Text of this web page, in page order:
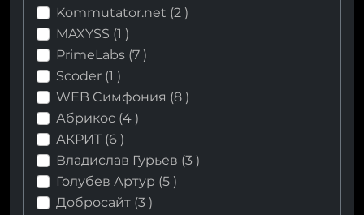
Kommutator.net (2 )
MAXYSS (1 )
PrimeLabs (7 )
Scoder (1 )
WEB Cимфония (8 )
Абрикос (4 )
АКРИТ (6 )
Владислав Гурьев (3 )
Голубев Артур (5 )
Добросайт (3 )